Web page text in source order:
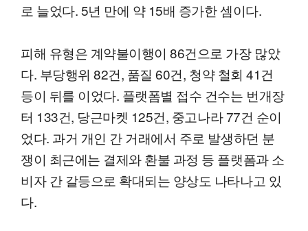
로 늘었다. 5년 만에 약 15배 증가한 셈이다.
피해 유형은 계약불이행이 86건으로 가장 많았
다. 부당행위 82건, 품질 60건, 청약 철회 41건
등이 뒤를 이었다. 플랫폼별 접수 건수는 번개장
터 133건, 당근마켓 125건, 중고나라 77건 순이
었다. 과거 개인 간 거래에서 주로 발생하던 분
쟁이 최근에는 결제와 환불 과정 등 플랫폼과 소
비자 간 갈등으로 확대되는 양상도 나타나고 있
다.